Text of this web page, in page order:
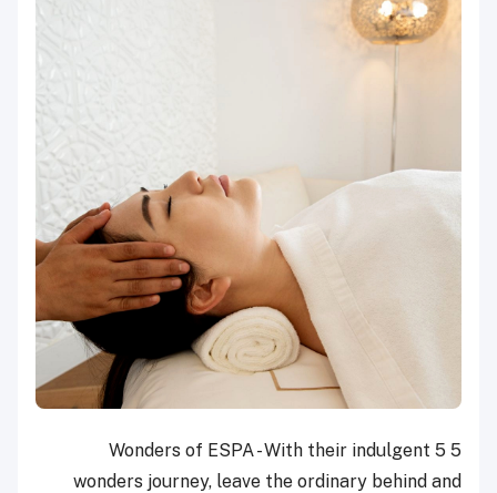
5 Wonders of ESPA - With their indulgent 5
wonders journey, leave the ordinary behind and